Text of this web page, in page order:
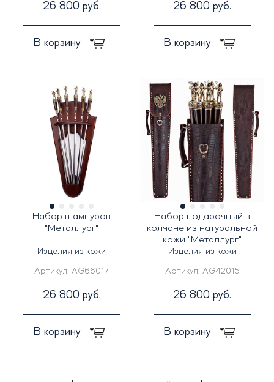
26 800 руб.
В корзину
26 800 руб.
В корзину
Набор шампуров
"Металлург"
Изделия из кожи
Артикул:AG66017
26 800 руб.
В корзину
Набор подарочный в
колчане из натуральной
кожи "Металлург"
Изделия из кожи
Артикул: AG42015
26 800 руб.
В корзину